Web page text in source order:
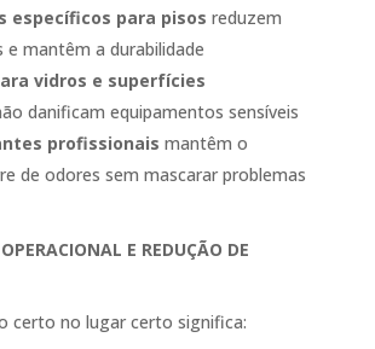
específicos para pisos reduzem
e mantêm a durabilidade
vidros e superfícies
danificam equipamentos sensíveis
profissionais mantêm o
de odores sem mascarar problemas
E REDUÇÃO DE
certo no lugar certo significa: